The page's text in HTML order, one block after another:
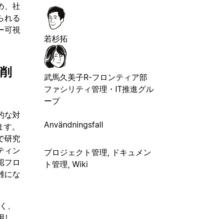
、社
れる
可視
な対
。
研究
ィン
フロ
にな
、
若杉拓
武馬久美子R-フロンティア部
ファシリティ管理・IT推進グル
ープ
Användningsfall
プロジェクト管理, ドキュメン
ト管理, Wiki